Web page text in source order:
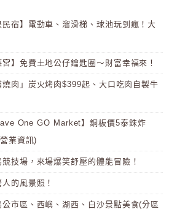
宿】電動車、溜滑梯、球池玩到瘋！大
】免費土地公仔鑰匙圈～財富幸福來！
肉」炭火烤肉$399起、大口吃肉自製牛
One GO Market】銅板價5泰銖炸
業資訊)
技場，來場爆笑舒壓的體能冒險！
的風景照！
市區、西嶼、湖西、白沙景點美食(分區